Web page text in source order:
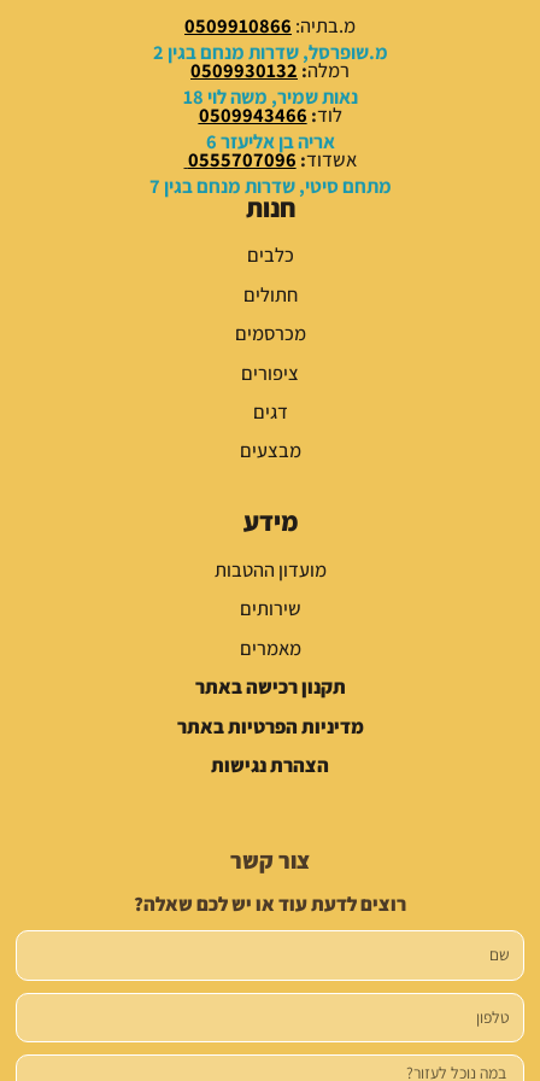
0
0
₪
.
0
0
₪
.
מ.בתיה: 0509910866
מ.שופרסל, שדרות מנחם בגין 2
רמלה:
0509930132
נאות שמיר, משה לוי 18
לוד:
0509943466
אריה בן אליעזר 6
אשדוד:
0555707096
מתחם סיטי, שדרות מנחם בגין 7
חנות
כלבים
חתולים
מכרסמים
ציפורים
דגים
מבצעים
מידע
מועדון ההטבות
שירותים
מאמרים
תקנון רכישה באתר
מדיניות הפרטיות באתר
הצהרת נגישות
צור קשר
רוצים לדעת עוד או יש לכם שאלה?
שם
טלפון
הודעה